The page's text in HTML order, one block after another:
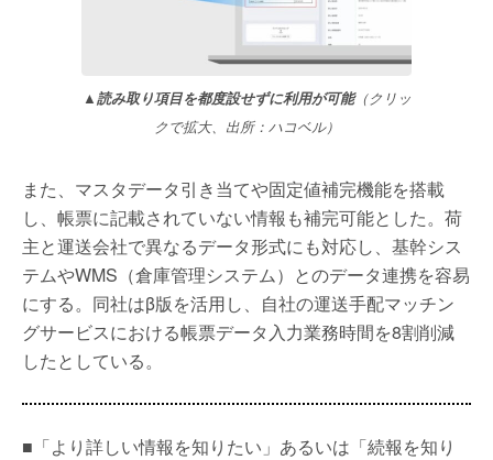
▲読み取り項目を都度設せずに利用が可能（クリッ
クで拡大、出所：ハコベル）
また、マスタデータ引き当てや固定値補完機能を搭載
し、帳票に記載されていない情報も補完可能とした。荷
主と運送会社で異なるデータ形式にも対応し、基幹シス
テムやWMS（倉庫管理システム）とのデータ連携を容易
にする。同社はβ版を活用し、自社の運送手配マッチン
グサービスにおける帳票データ入力業務時間を8割削減
したとしている。
■「より詳しい情報を知りたい」あるいは「続報を知り